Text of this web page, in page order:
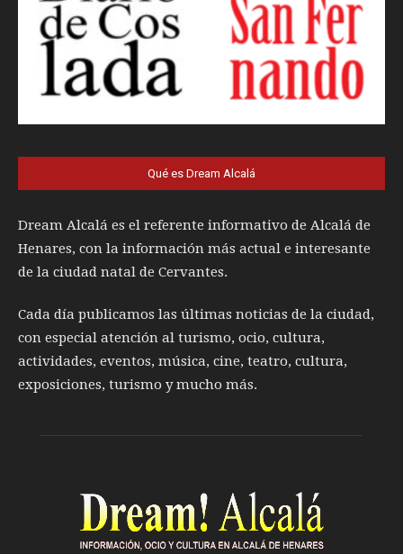
Qué es Dream Alcalá
Dream Alcalá es el referente informativo de Alcalá de
Henares, con la información más actual e interesante
de la ciudad natal de Cervantes.
Cada día publicamos las últimas noticias de la ciudad,
con especial atención al turismo, ocio, cultura,
actividades, eventos, música, cine, teatro, cultura,
exposiciones, turismo y mucho más.